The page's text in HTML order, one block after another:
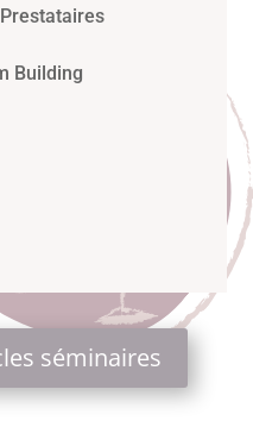
Building
séminaires